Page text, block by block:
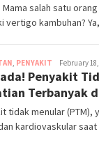
Mama salah satu
vertigo kambuhan?
, PENYAKIT Aulia
Trisna
February
Penyakit
Terbanyak
tidak menular
kardiovaskular saat